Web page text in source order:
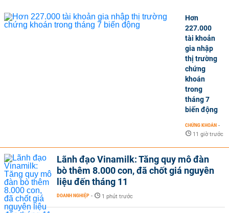
Hơn
227.000
tài khoản
gia nhập
thị trường
chứng
khoán
trong
tháng 7
biến động
CHỨNG KHOÁN -
11 giờ trước
Lãnh đạo Vinamilk: Tăng quy mô đàn
bò thêm 8.000 con, đã chốt giá nguyên
liệu đến tháng 11
DOANH NGHIỆP - 1 phút trước